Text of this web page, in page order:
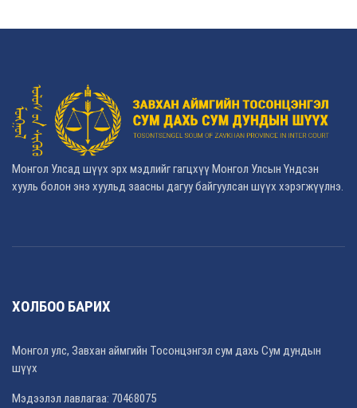
Монгол Улсад шүүх эрх мэдлийг гагцхүү Монгол Улсын Үндсэн
хууль болон энэ хуульд заасны дагуу байгуулсан шүүх хэрэгжүүлнэ.
ХОЛБОО БАРИХ
Монгол улс, Завхан аймгийн Тосонцэнгэл сум дахь Сум дундын
шүүх
Мэдээлэл лавлагаа: 70468075